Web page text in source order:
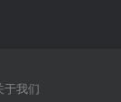
于我们